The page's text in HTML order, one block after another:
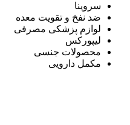
سروینا
ضد نفخ و تقویت معده
لوازم پزشکی مصرفی
لیپورکس
محصولات جنسی
مکمل دارویی